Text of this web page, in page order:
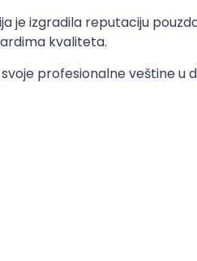
je izgradila reputaciju
kvaliteta.
profesionalne veštine u